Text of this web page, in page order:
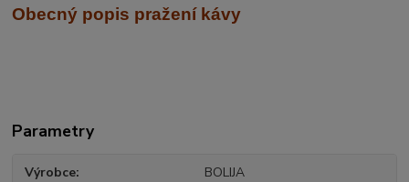
Obecný popis pražení kávy
Parametry
Výrobce BOLIJA